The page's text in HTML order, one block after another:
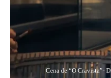
Cena de “O Cravista”-